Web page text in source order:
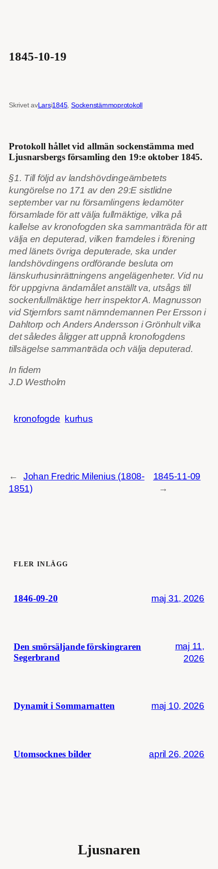
1845-10-19
Skrivet avLarsi1845, Sockenstämmoprotokoll
Protokoll hållet vid allmän sockenstämma med
Ljusnarsbergs församling den 19:e oktober 1845.
§1. Till följd av landshövdingeämbetets
kungörelse no 171 av den 29:E sistlidne
september var nu församlingens ledamöter
församlade för att välja fullmäktige, vilka på
kallelse av kronofogden ska sammanträda för att
välja en deputerad, vilken framdeles i förening
med länets övriga deputerade, ska under
landshövdingens ordförande besluta om
länskurhusinrättningens angelägenheter. Vid nu
för uppgivna ändamålet anställt va, utsågs till
sockenfullmäktige herr inspektor A. Magnusson
vid Stjernfors samt nämndemannen Per Ersson i
Dahltorp och Anders Andersson i Grönhult vilka
det således åligger att uppnå kronofogdens
tillsägelse sammanträda och välja deputerad.
In fidem
J.D Westholm
kronofogde kurhus
←
Johan Fredric Milenius (1808-
1851)
1845-11-09
→
FLER INLÄGG
1846-09-20 maj 31, 2026
Den smörsäljande förskingraren
Segerbrand
maj 11,
2026
Dynamit i Sommarnatten maj 10, 2026
Utomsocknes bilder april 26, 2026
Ljusnaren